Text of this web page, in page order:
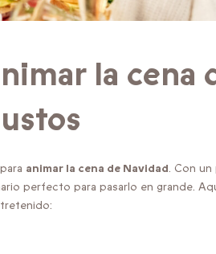
la cena
animar la cena de Navidad. Con
perfecto para pasarlo en grande.